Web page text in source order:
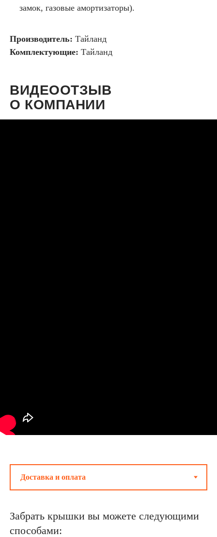
замок, газовые амортизаторы).
Производитель: Тайланд
Комплектующие: Тайланд
ВИДЕООТЗЫВ
О КОМПАНИИ
KUNG-ZAVOD
Забрать крышки вы можете следующими
способами: